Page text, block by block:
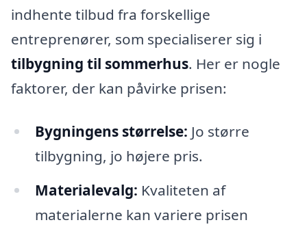
indhente tilbud fra forskellige
entreprenører, som specialiserer sig i
tilbygning til sommerhus. Her er nogle
faktorer, der kan påvirke prisen:
Bygningens størrelse: Jo større
tilbygning, jo højere pris.
Materialevalg: Kvaliteten af
materialerne kan variere prisen